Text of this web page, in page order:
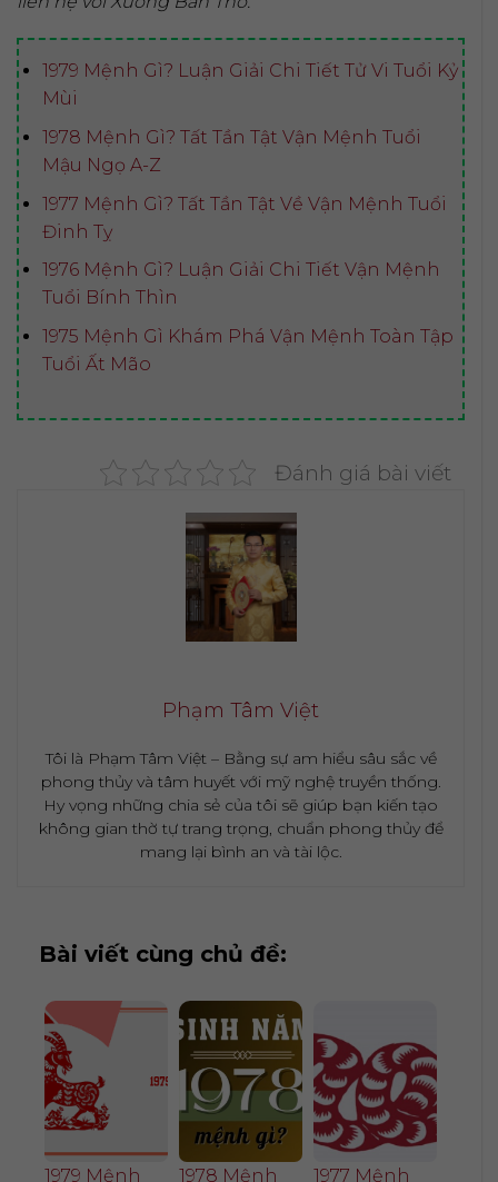
1979 Mệnh Gì? Luận Giải Chi Tiết Tử Vi Tuổi Kỷ
Mùi
1978 Mệnh Gì? Tất Tần Tật Vận Mệnh Tuổi
Mậu Ngọ A-Z
1977 Mệnh Gì? Tất Tần Tật Về Vận Mệnh Tuổi
Đinh Tỵ
1976 Mệnh Gì? Luận Giải Chi Tiết Vận Mệnh
Tuổi Bính Thìn
1975 Mệnh Gì Khám Phá Vận Mệnh Toàn Tập
Tuổi Ất Mão
Đánh giá bài viết
Phạm Tâm Việt
Tôi là Phạm Tâm Việt – Bằng sự am hiểu sâu sắc về
phong thủy và tâm huyết với mỹ nghệ truyền thống.
Hy vọng những chia sẻ của tôi sẽ giúp bạn kiến tạo
không gian thờ tự trang trọng, chuẩn phong thủy để
mang lại bình an và tài lộc.
Bài viết cùng chủ đề:
1979 Mệnh 1978 Mệnh 1977 Mệnh